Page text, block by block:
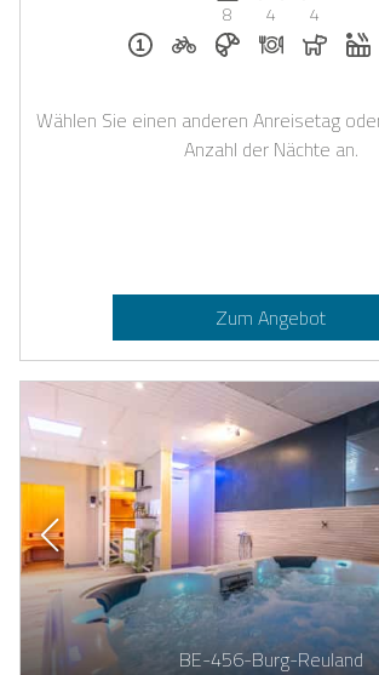
8
4
4
Für eine Nacht buchbar
Fahrradverleih auf
Frühstück beiHunde
Wählen Sie einen anderen Anreisetag
Anzahl der Nächte an.
Zum Angebot
BE-456-Burg-Reuland